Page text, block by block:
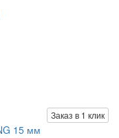
Заказ в 1 клик